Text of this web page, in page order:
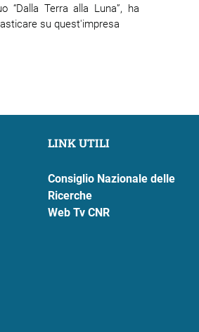
“Dalla Terra alla Luna”, ha
su quest'impresa
LINK UTILI
Consiglio Nazionale delle
Ricerche
Web Tv CNR